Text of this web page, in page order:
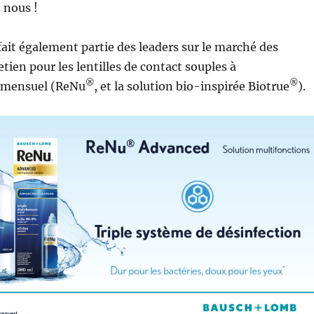
!
également partie des leaders sur le marché des
pour les lentilles de contact souples à
(ReNu®, et la solution bio-inspirée Biotrue®).